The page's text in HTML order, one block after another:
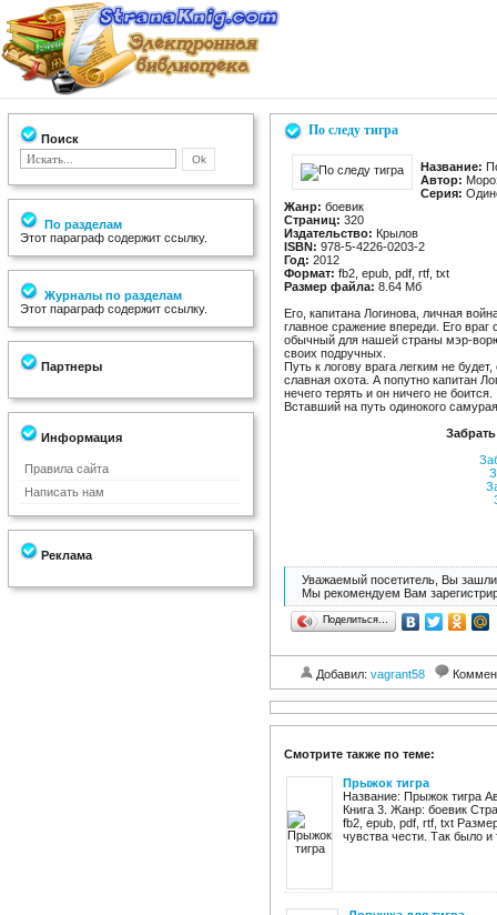
Поиск
По разделам
Этот параграф содержит ссылку.
Журналы по разделам
Этот параграф содержит ссылку.
Партнеры
Информация
Правила сайта
Написать нам
Реклама
По следу тигра
Название:
Автор:
Серия:
Жанр: боевик
Страниц: 320
Издательство: Крылов
ISBN: 978-5-4226-0203-2
Год: 2012
Формат: fb2, epub, pdf, rtf, txt
Размер файла: 8.64 Мб
Его, капитана Логинова, личная
главное сражение впереди. Его
обычный для нашей страны мэр-
своих подручных.
Путь к логову врага легким не
славная охота. А попутно капитан
нечего терять и он ничего не боится.
Вставший на путь одинокого
Уважаемый посетитель, Вы зашли
Мы рекомендуем Вам
Поделиться…
Добавил: vagrant58
Смотрите также по теме:
Прыжок тигра
Название: Прыжок тигра
Книга 3. Жанр: боевик
fb2, epub, pdf, rtf, txt
чувства чести. Так было и